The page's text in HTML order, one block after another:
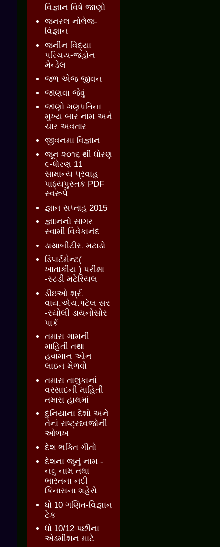
વિજ્ઞાન વિષે જાણો
જનરલ નોલેજ-
વિજ્ઞાન
જનીન વિદ્યા
પરિચય-જ્હોન
મેન્ડેલ
જળ એજ જીવન
જાણવા જેવું
જાણો ગણપતિના
મુખ્ય બાર નામ અને
ચાર અવતાર
જીવનમાં વિજ્ઞાન
જૂન ૨૦૧૬ થી ધોરણ
૯-ધોરણ 11
સામાન્ય પ્રવાહ
પાઠ્યપુસ્તક PDF
સ્વરૂપે
જ્ઞાન સપ્તાહ 2015
જ્ઞાાનનો સાગર
સ્વામી વિવેકાનંદ
ડાયાબીટીસ મટાડો
ડિપાર્ટમેન્ટ(
ખાતાકીય ) પરીક્ષા
-સ્ટડી મટેરિયલ
ડીઇઓ શ્રી
વાય.એચ.પટેલ સર
-રયોલી ડાયનોસોર
પાર્ક
તમારા ગામની
માહિતી તથા
હવામાન ઓન
લાઇન મેળવો
તમારા તાલુકાનાં
વરસાદની માહિતી
તમારા હાથમાં
દુનિયાનાં દેશો અને
તેનાં રાષ્ટ્રધ્વજોની
ઓળખ
દેશ ભક્તિ ગીતો
દેશના જૂનું નામ -
નવું નામ તથા
ભારતના નદી
કિનારાના શહેરો
ધો 10 ગણિત-વિજ્ઞાન
ટેક
ધો 10/12 પછીના
એડમીશન માટે